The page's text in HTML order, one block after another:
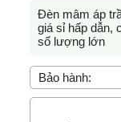
Đèn mâm áp
giá sỉ hấp dẫn,
số lượng lớn
Bảo hành: